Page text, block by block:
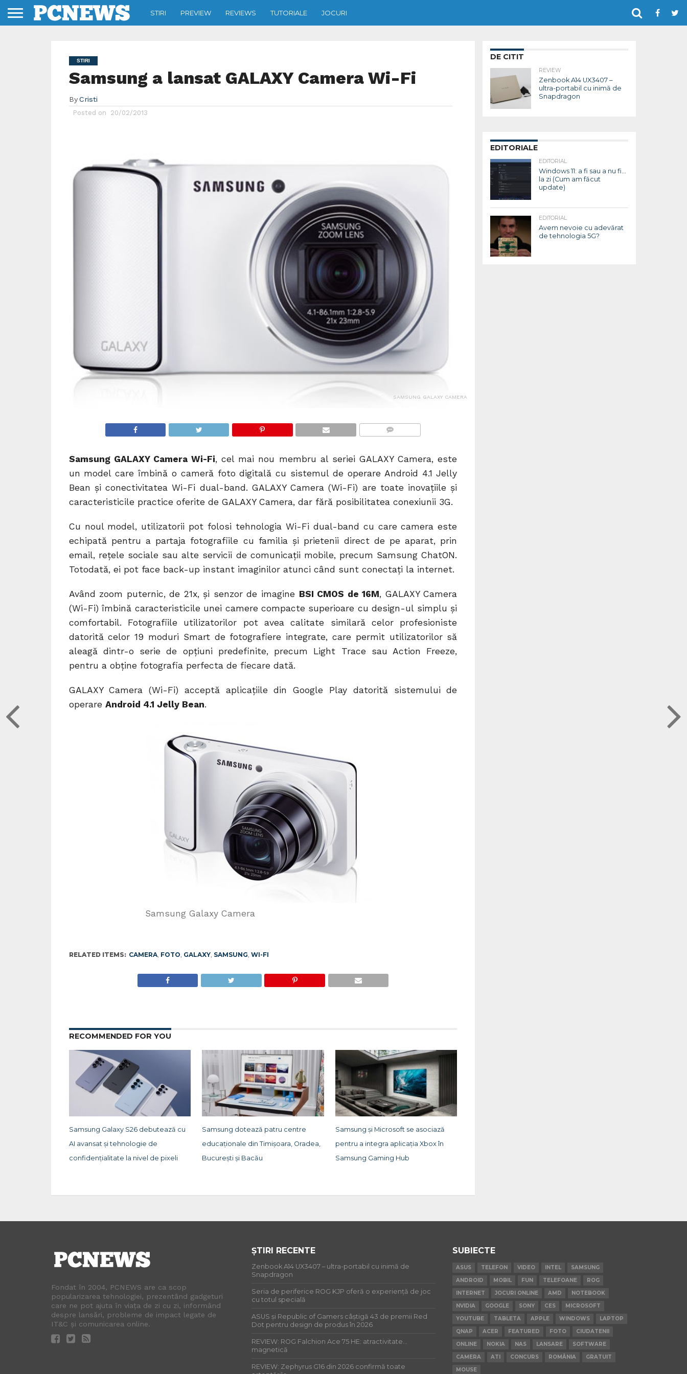
STIRI PREVIEW REVIEWS TUTORIALE JOCURI
STIRI
Samsung a lansat GALAXY Camera Wi-Fi
By Cristi
Posted on 20/02/2013
SAMSUNG GALAXY CAMERA
Samsung GALAXY Camera Wi-Fi, cel mai nou membru al seriei GALAXY Camera, este
un model care îmbină o cameră foto digitală cu sistemul de operare Android 4.1 Jelly
Bean și conectivitatea Wi-Fi dual-band. GALAXY Camera (Wi-Fi) are toate inovațiile și
caracteristicile practice oferite de GALAXY Camera, dar fără posibilitatea conexiunii 3G.
Cu noul model, utilizatorii pot folosi tehnologia Wi-Fi dual-band cu care camera este
echipată pentru a partaja fotografiile cu familia și prietenii direct de pe aparat, prin
email, rețele sociale sau alte servicii de comunicații mobile, precum Samsung ChatON.
Totodată, ei pot face back-up instant imaginilor atunci când sunt conectați la internet.
Având zoom puternic, de 21x, și senzor de imagine BSI CMOS de 16M, GALAXY Camera
(Wi-Fi) îmbină caracteristicile unei camere compacte superioare cu design-ul simplu și
comfortabil. Fotografiile utilizatorilor pot avea calitate similară celor profesioniste
datorită celor 19 moduri Smart de fotografiere integrate, care permit utilizatorilor să
aleagă dintr-o serie de opțiuni predefinite, precum Light Trace sau Action Freeze,
pentru a obține fotografia perfecta de fiecare dată.
GALAXY Camera (Wi-Fi) acceptă aplicațiile din Google Play datorită sistemului de
operare Android 4.1 Jelly Bean.
Samsung Galaxy Camera
RELATED ITEMS: CAMERA, FOTO GALAXY, SAMSUNG WI-FI
RECOMMENDED FOR YOU
Samsung Galaxy S26 debutează cu
AI avansat și tehnologie de
confidențialitate la nivel de pixeli
Samsung dotează patru centre
educaționale din Timișoara, Oradea,
București și Bacău
Samsung și Microsoft se asociază
pentru a integra aplicația Xbox în
Samsung Gaming Hub
DE CITIT
REVIEW
Zenbook A14 UX3407 –
ultra-portabil cu inimă de
Snapdragon
EDITORIALE
EDITORIAL
Windows 11: a fi sau a nu fi…
la zi (Cum am făcut
update)
EDITORIAL
Avem nevoie cu adevărat
de tehnologia 5G?
Fondat în 2004, PCNEWS are ca scop
popularizarea tehnologiei, prezentând gadgeturi
care ne pot ajuta în viața de zi cu zi, informând
despre lansări, probleme de impact legate de
IT&C și comunicarea online.
ȘTIRI RECENTE
Zenbook A14 UX3407 – ultra-portabil cu inimă de
Snapdragon
Seria de periferice ROG KJP oferă o experiență de joc
cu totul specială
ASUS și Republic of Gamers câștigă 43 de premii Red
Dot pentru design de produs în 2026
REVIEW: ROG Falchion Ace 75 HE: atractivitate…
magnetică
REVIEW: Zephyrus G16 din 2026 confirmă toate
SUBIECTE
ASUS TELEFON VIDEO INTEL
SAMSUNG
ANDROID
MOBIL FUN TELEFOANE
ROG
INTERNET
JOCURI ONLINE AMD
NOTEBOOK
NVIDIA
GOOGLE SONY CES
MICROSOFT
YOUTUBE
TABLETA APPLE WINDOWS
LAPTOP
QNAP
ACER FEATURED FOTO
CIUDATENII
ONLINE
NOKIA NAS LANSARE
SOFTWARE
CAMERA
ATI CONCURS ROMÂNIA
GRATUIT
MOUSE